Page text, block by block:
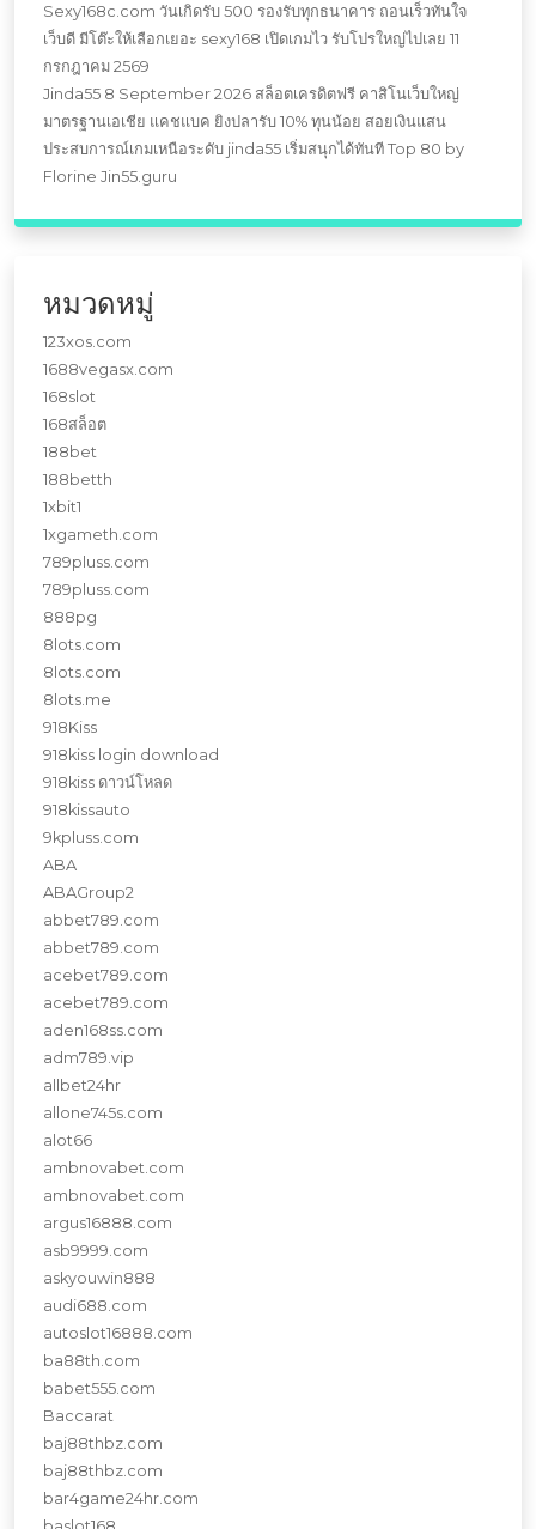
Sexy168c.com วันเกิดรับ 500 รองรับทุกธนาคาร ถอนเร็วทันใจ
เว็บดี มีโต๊ะให้เลือกเยอะ sexy168 เปิดเกมไว รับโปรใหญ่ไปเลย 11
กรกฎาคม 2569
Jinda55 8 September 2026 สล็อตเครดิตฟรี คาสิโนเว็บใหญ่
มาตรฐานเอเชีย แคชแบค ยิงปลารับ 10% ทุนน้อย สอยเงินแสน
ประสบการณ์เกมเหนือระดับ jinda55 เริ่มสนุกได้ทันที Top 80 by
Florine Jin55.guru
หมวดหมู่
123xos.com
1688vegasx.com
168slot
168สล็อต
188bet
188betth
1xbit1
1xgameth.com
789pluss.com
789pluss.com
888pg
8lots.com
8lots.com
8lots.me
918Kiss
918kiss login download
918kiss ดาวน์โหลด
918kissauto
9kpluss.com
ABA
ABAGroup2
abbet789.com
abbet789.com
acebet789.com
acebet789.com
aden168ss.com
adm789.vip
allbet24hr
allone745s.com
alot66
ambnovabet.com
ambnovabet.com
argus16888.com
asb9999.com
askyouwin888
audi688.com
autoslot16888.com
ba88th.com
babet555.com
Baccarat
baj88thbz.com
baj88thbz.com
bar4game24hr.com